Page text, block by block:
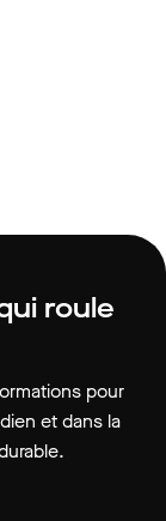
roule
pour
et dans la